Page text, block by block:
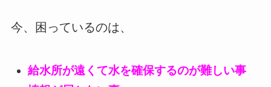
今、困っているのは、
給水所が遠くて水を確保するのが難しい事